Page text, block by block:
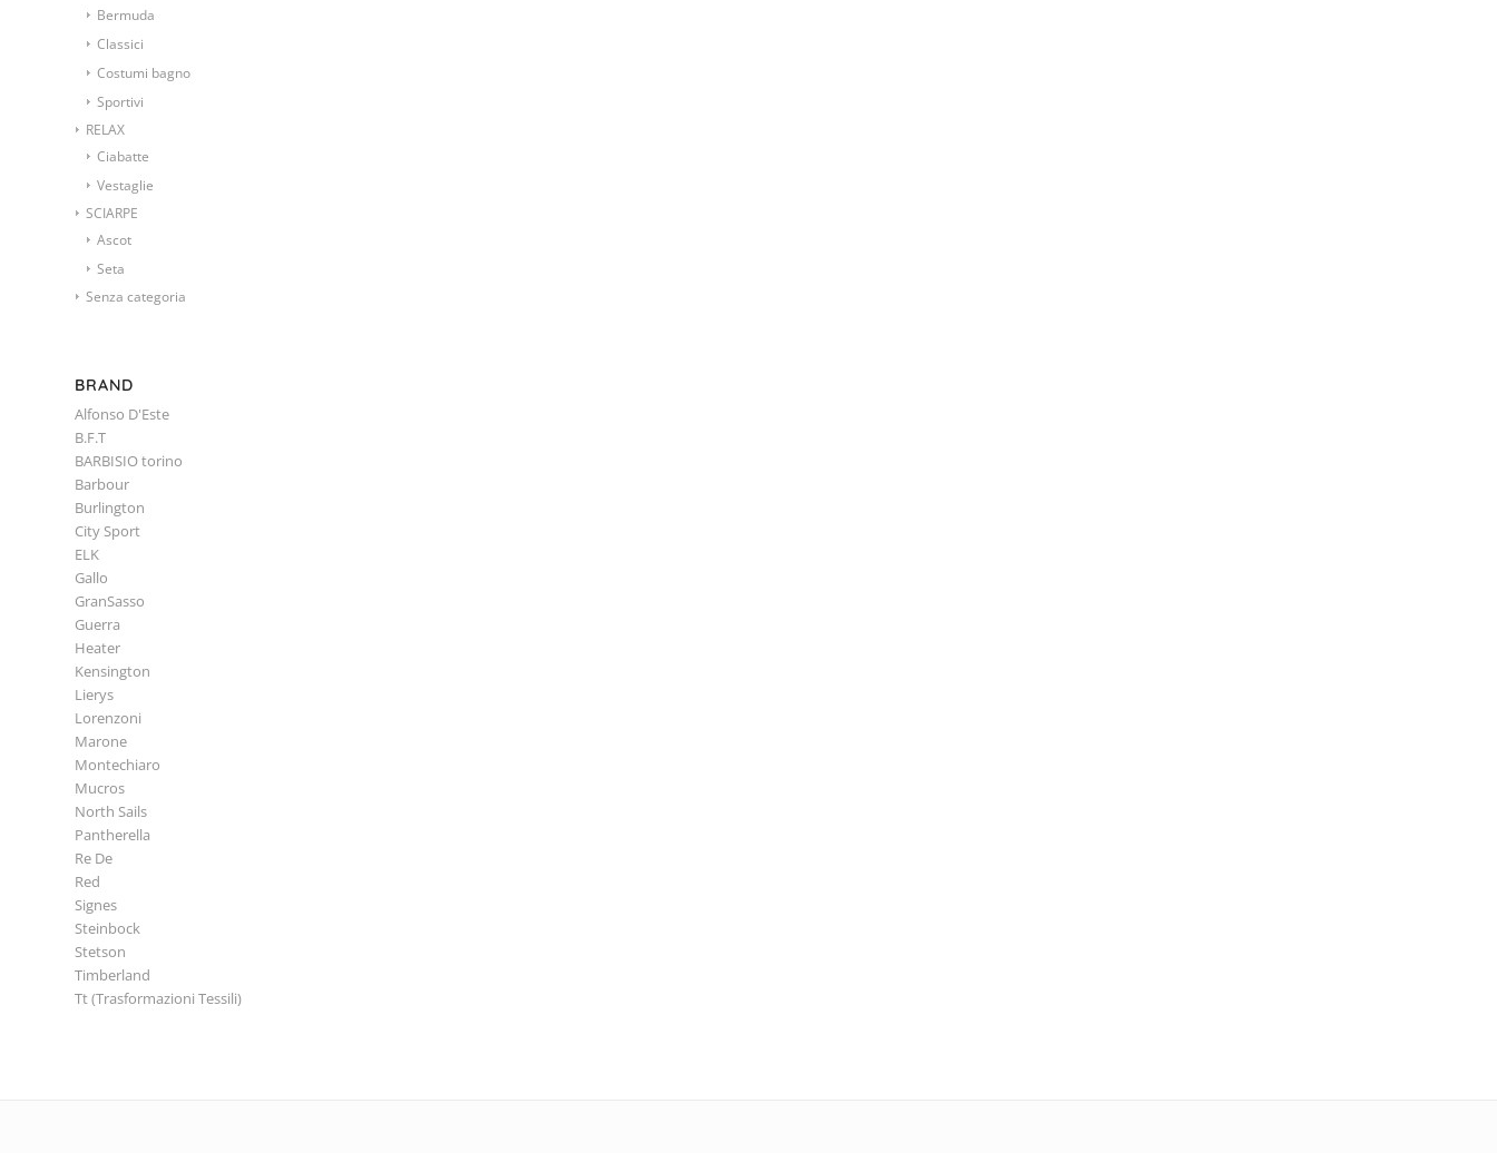
Bermuda
Classici
Costumi bagno
Sportivi
RELAX
Ciabatte
Vestaglie
SCIARPE
Ascot
Seta
Senza categoria
BRAND
Alfonso D'Este
B.F.T
BARBISIO torino
Barbour
Burlington
City Sport
ELK
Gallo
GranSasso
Guerra
Heater
Kensington
Lierys
Lorenzoni
Marone
Montechiaro
Mucros
North Sails
Pantherella
Re De
Red
Signes
Steinbock
Stetson
Timberland
Tt (Trasformazioni Tessili)